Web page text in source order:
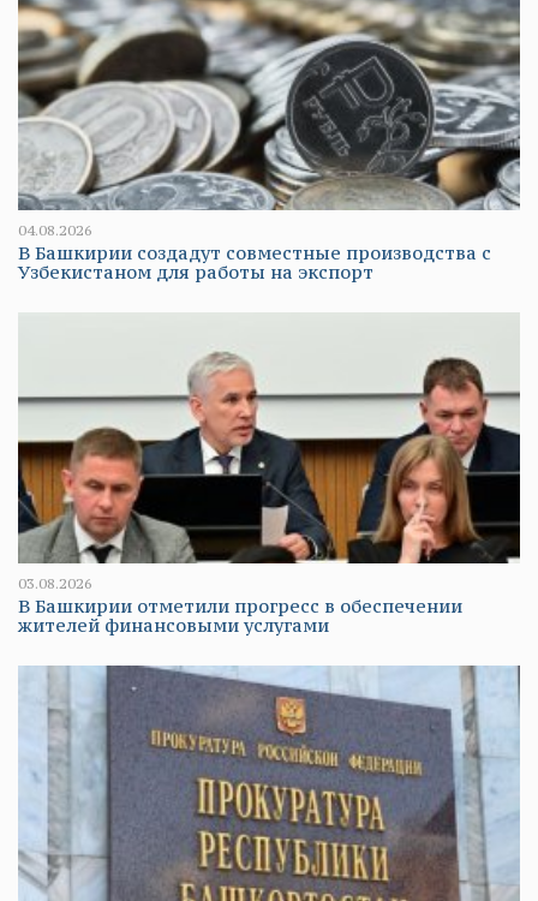
04.08.2026
В Башкирии создадут совместные производства с
Узбекистаном для работы на экспорт
03.08.2026
В Башкирии отметили прогресс в обеспечении
жителей финансовыми услугами